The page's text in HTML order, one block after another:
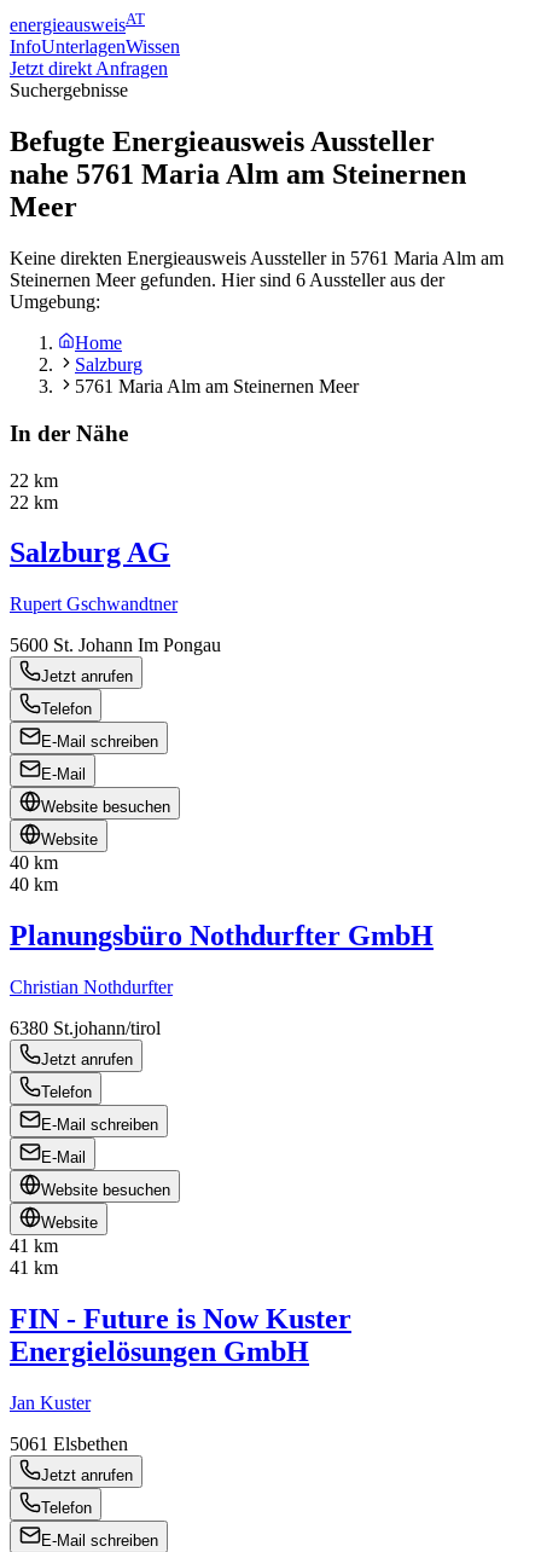
energieausweisAT
InfoUnterlagenWissen
Jetzt direkt Anfragen
Suchergebnisse
Befugte Energieausweis Aussteller
nahe 5761 Maria Alm am Steinernen
Meer
Keine direkten Energieausweis Aussteller in 5761 Maria Alm am
Steinernen Meer gefunden. Hier sind 6 Aussteller aus der
Umgebung:
Home
Salzburg
5761 Maria Alm am Steinernen Meer
In der Nähe
22 km
22 km
Salzburg AG
Rupert Gschwandtner
5600 St. Johann Im Pongau
Jetzt anrufen
Telefon
E-Mail schreiben
E-Mail
Website besuchen
Website
40 km
40 km
Planungsbüro Nothdurfter GmbH
Christian Nothdurfter
6380 St.johann/tirol
Jetzt anrufen
Telefon
E-Mail schreiben
E-Mail
Website besuchen
Website
41 km
41 km
FIN - Future is Now Kuster
Energielösungen GmbH
Jan Kuster
5061 Elsbethen
Jetzt anrufen
Telefon
E-Mail schreiben